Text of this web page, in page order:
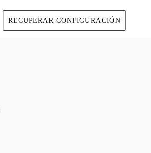
RECUPERAR CONFIGURACIÓN